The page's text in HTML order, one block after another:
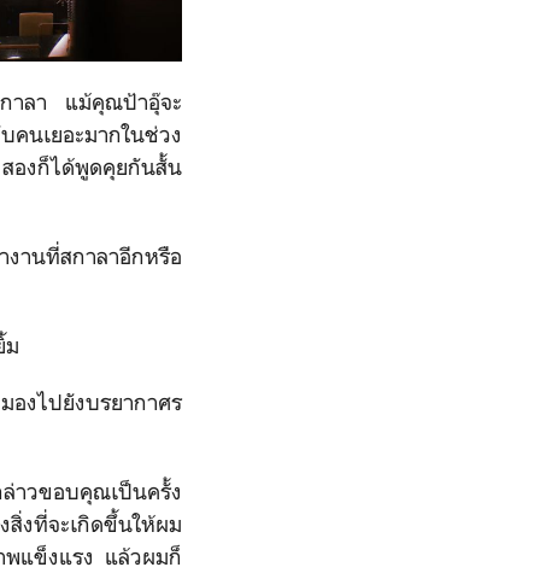
าลา แม้คุณป้าอุ๊จะ
นเยอะมากในช่วง
องก็ได้พูดคุยกันสั้น
งานที่สกาลาอีกหรือ
ม
องไปยังบรยากาศร
าวขอบคุณเป็นครั้ง
สิ่งที่จะเกิดขึ้นให้ผม
แข็งแรง แล้วผมก็